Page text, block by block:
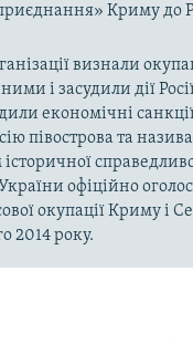
Криму до
визнали
і засудили дії
економічні
півострова та
офіційно
окупації Криму і
2014 року.